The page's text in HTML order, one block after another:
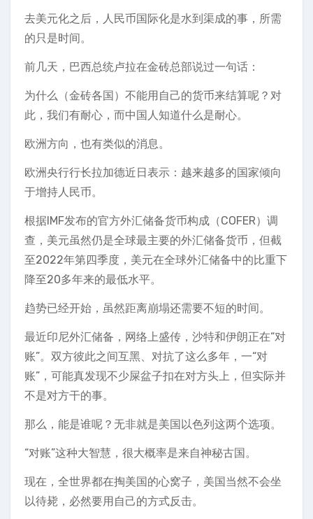
去美元化之后，人民币国际化是水到渠成的事，所需
的只是时间。
前几天，巴西总统卢拉在金砖总部说过一句话：
为什么（金砖各国）不能用自己的货币来结算呢？对
此，我们有耐心，而中国人知道什么是耐心。
欧洲方向，也有类似的消息。
欧洲央行行长拉加德近日表示：越来越多的国家倾向
于增持人民币。
根据IMF发布的官方外汇储备货币构成（COFER）调
查，美元虽然仍是全球最主要的外汇储备货币，但截
至2022年第四季度，美元在全球外汇储备中的比重下
降至20多年来的最低水平。
趋势已经开始，虽然距离崩塌还需要不短的时间。
最近印尼外汇储备，网络上盛传，沙特和伊朗正在“对
账”。双方彼此之间互黑、对抗了这么多年，一“对
账”，可能真发现不少屎盆子扣在对方头上，但实际并
不是对方干的事。
那么，能是谁呢？无非就是美国以色列这两个选项。
“对账”这种大智慧，很大概率是来自神秘古国。
现在，全世界都在掏美国的心窝子，美国当然不会坐
以待毙，必然要用自己的方式反击。